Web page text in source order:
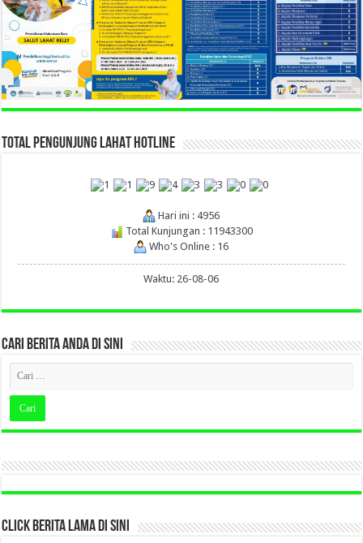
TOTAL PENGUNJUNG LAHAT HOTLINE
Hari ini : 4956
Total Kunjungan : 11943300
Who's Online : 16
Waktu: 26-08-06
CARI BERITA ANDA DI SINI
CLICK BERITA LAMA DI SINI